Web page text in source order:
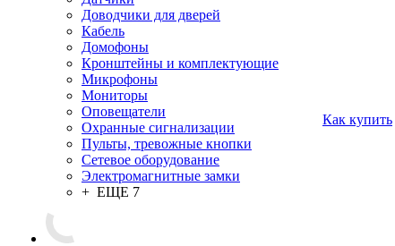
Доводчики для дверей
Кабель
Домофоны
Кронштейны и комплектующие
Микрофоны
Мониторы
Оповещатели
Охранные сигнализации
Пульты, тревожные кнопки
Сетевое оборудование
Электромагнитные замки
+ ЕЩЕ 7
Как купить